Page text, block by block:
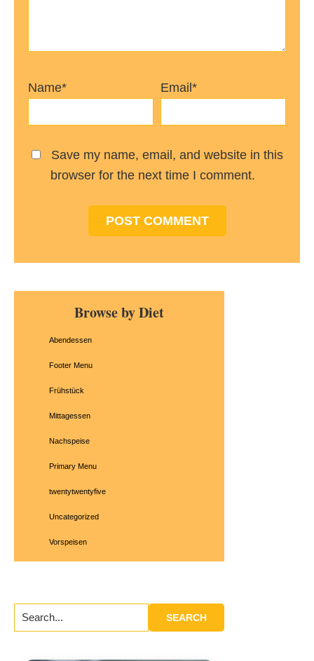
Name* Email*
Save my name, email, and website in this
browser for the next time I comment.
Primary
SidebarBrowse by Diet
Abendessen
Footer Menu
Frühstück
Mittagessen
Nachspeise
Primary Menu
twentytwentyfive
Uncategorized
Vorspeisen
Search...